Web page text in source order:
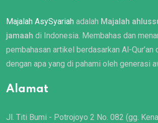
Majalah AsySyariah adalah Majalah
jamaah di Indonesia. Membahas dan
pembahasan artikel berdasarkan Al-Qur’an
dengan apa yang di pahami oleh generasi
Alamat
Jl. Titi Bumi - Potrojoyo 2 No. 082 (gg.